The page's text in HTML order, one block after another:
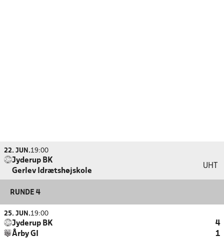
22. JUN.19:00
Jyderup BK
Gerlev Idrætshøjskole
UHT
RUNDE 4
25. JUN.19:00
Jyderup BK
4
Årby GI
1